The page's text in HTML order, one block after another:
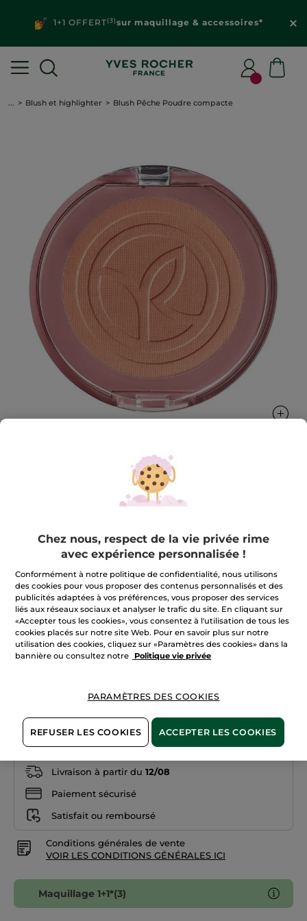
1+1 OFFERT(3)sur maquillage & accessoires*
... Blush et highlighter Blush Pêche Poudre compacte
Blush Pêche Poudre compacte
pour un effet bonne mine assuré
3.2 g
★★★★★
★★★★★
4
sur
5
Lire
les
avis
Blush
Pêche
(134)
17,90 €
Pêche
AJOUTER AU PANIER
Livraison à partir du 12/08
Paiement sécurisé
Satisfait ou remboursé
Conditions générales de vente
VOIR LES CONDITIONS GÉNÉRALES ICI
Maquillage 1+1*(3)
Chez nous, respect de la vie privée rime
avec expérience personnalisée !
Conformément à notre politique de confidentialité, nous utilisons
des cookies pour vous proposer des contenus personnalisés et des
publicités adaptées à vos préférences, vous proposer des services
liés aux réseaux sociaux et analyser le trafic du site. En cliquant sur
«Accepter tous les cookies», vous consentez à l'utilisation de tous les
cookies placés sur notre site Web. Pour en savoir plus sur notre
utilisation des cookies, cliquez sur «Paramètres des cookies» dans la
bannière ou consultez notre
Politique vie privée
PARAMÈTRES DES COOKIES
REFUSER LES COOKIES ACCEPTER LES COOKIES